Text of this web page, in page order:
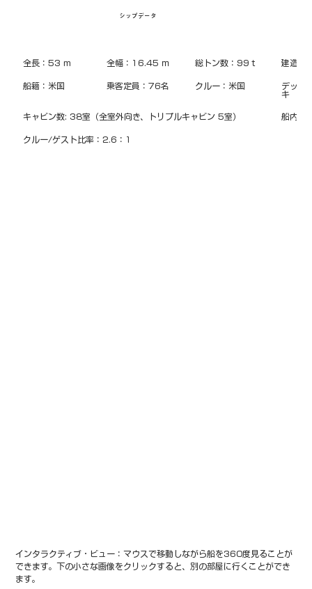
シップデータ
全長：53 m 全幅：16.45 ｍ 総トン数：99ｔ 建造：
船籍：米国 乗客定員：76名 クルー：米国
デッキ
キ
キャビン数: 38室（全室外向き、トリプルキャビン 5室） 船内言
クルー/ゲスト比率：2.6：1
インタラクティブ・ビュー：マウスで移動しながら船を360度見ることが
できます。下の小さな画像をクリックすると、別の部屋に行くことができ
ます。